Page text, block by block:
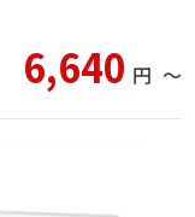
6,640 円 〜